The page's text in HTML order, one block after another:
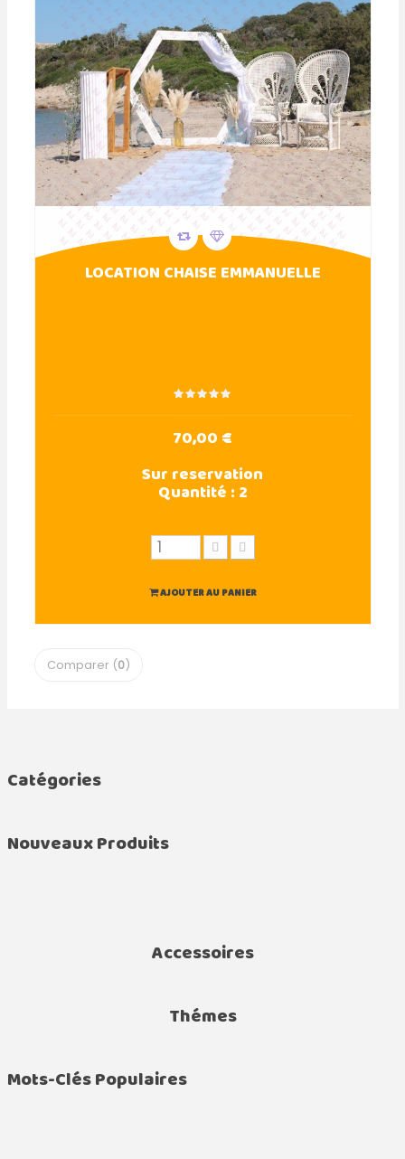
LOCATION CHAISE EMMANUELLE
70,00 €
Sur reservation
Quantité :2
AJOUTER AU PANIER
Comparer (0)
Catégories
Nouveaux Produits
Accessoires
Thémes
Mots-Clés Populaires